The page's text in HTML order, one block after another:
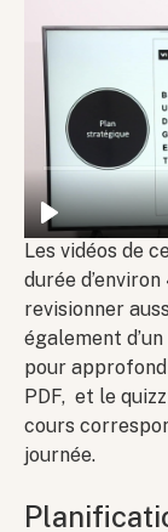
Les vidéos de
durée
revisionner
également
pour
PDF, et le
cours
journée.